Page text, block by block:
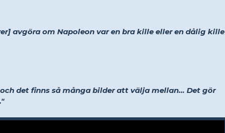
avgöra om Napoleon var en bra kille eller en dålig kille
det finns så många bilder att välja mellan... Det gör